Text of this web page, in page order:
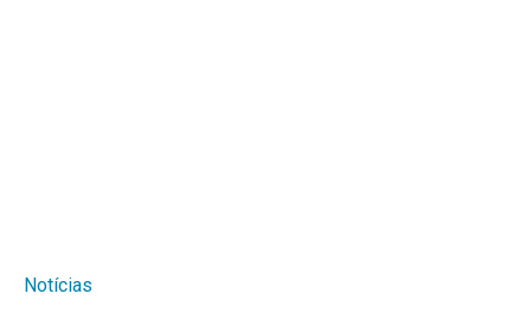
Notícias